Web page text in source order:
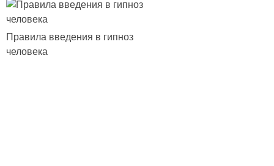
Правила введения в гипноз
человека